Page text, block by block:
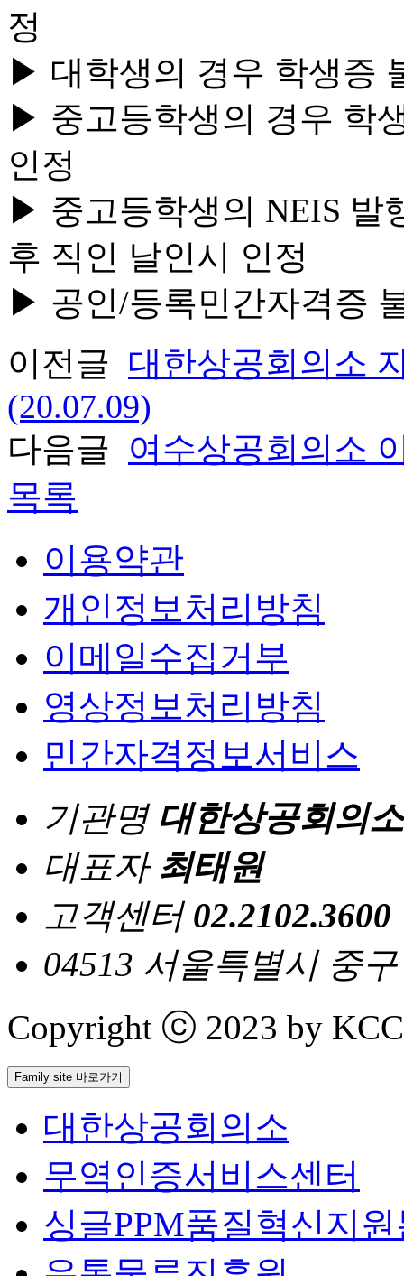
정
▶ 대학생의 경우 학생증
▶ 중고등학생의 경우 학
인정
▶ 중고등학생의 NEIS 발
후 직인 날인시 인정
▶ 공인/등록민간자격증
이전글 대한상공회의소
(20.07.09)
다음글 여수상공회의소
목록
이용약관
개인정보처리방침
이메일수집거부
영상정보처리방침
민간자격정보서비스
기관명 대한상공회의소
대표자 최태원
고객센터 02.2102.3600
04513 서울특별시 중
Copyright ⓒ 2023 by
Family site 바로가기
대한상공회의소
무역인증서비스센터
싱글PPM품질혁신지